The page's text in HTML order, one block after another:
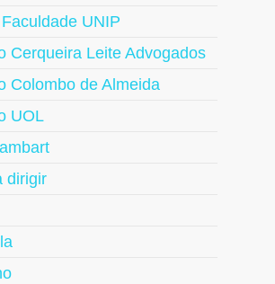
UNIP
Cerqueira Leite Advogados
Colombo de Almeida
UOL
dirigir